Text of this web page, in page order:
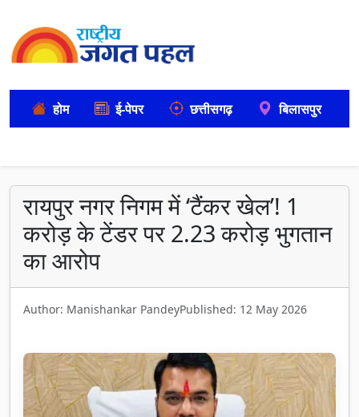
होम ई-पेपर छत्तीसगढ़ बिलासपुर
रायपुर नगर निगम में ‘टैंकर खेल’! 1
करोड़ के टेंडर पर 2.23 करोड़ भुगतान
का आरोप
Author: Manishankar PandeyPublished: 12 May 2026